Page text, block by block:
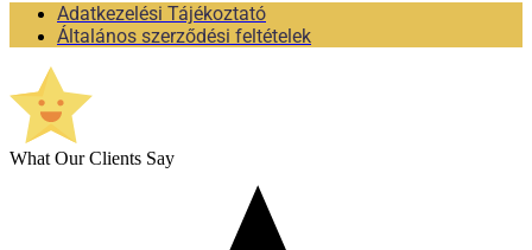
Adatkezelési Tájékoztató
Általános szerződési feltételek
What Our Clients Say